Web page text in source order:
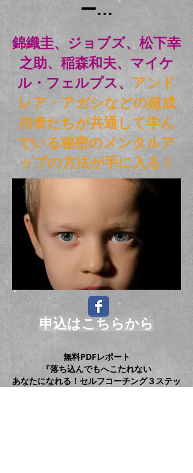
ー…
錦織圭、ジョブズ、松下幸
之助、稲森和夫、マイケ
ル・フェルプス、アンド
レア・アガシなどの超成
功者たちが共通して学ん
でいる秘密のメンタルア
ップの方法が手に入る！
申込はこちらから
無料PDFレポート
『落ち込んでもへこたれない
あなたになれる！セルフコーチング３ステッ